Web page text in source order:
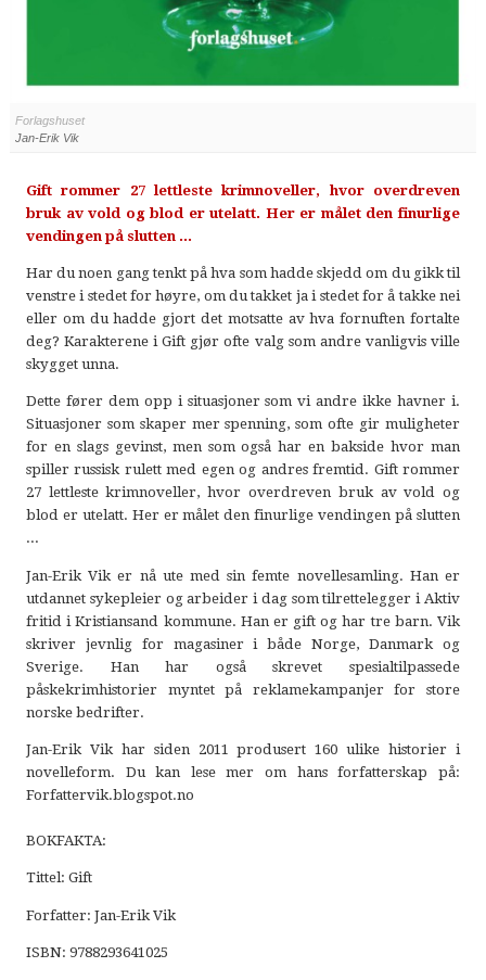
Forlagshuset
Jan-Erik Vik
Gift rommer 27 lettleste krimnoveller, hvor overdreven
bruk av vold og blod er utelatt. Her er målet den finurlige
vendingen på slutten ...
Har du noen gang tenkt på hva som hadde skjedd om du gikk til
venstre i stedet for høyre, om du takket ja i stedet for å takke nei
eller om du hadde gjort det motsatte av hva fornuften fortalte
deg? Karakterene i Gift gjør ofte valg som andre vanligvis ville
skygget unna.
Dette fører dem opp i situasjoner som vi andre ikke havner i.
Situasjoner som skaper mer spenning, som ofte gir muligheter
for en slags gevinst, men som også har en bakside hvor man
spiller russisk rulett med egen og andres fremtid. Gift rommer
27 lettleste krimnoveller, hvor overdreven bruk av vold og
blod er utelatt. Her er målet den finurlige vendingen på slutten
...
Jan-Erik Vik er nå ute med sin femte novellesamling. Han er
utdannet sykepleier og arbeider i dag som tilrettelegger i Aktiv
fritid i Kristiansand kommune. Han er gift og har tre barn. Vik
skriver jevnlig for magasiner i både Norge, Danmark og
Sverige. Han har også skrevet spesialtilpassede
påskekrimhistorier myntet på reklamekampanjer for store
norske bedrifter.
Jan-Erik Vik har siden 2011 produsert 160 ulike historier i
novelleform. Du kan lese mer om hans forfatterskap på:
Forfattervik.blogspot.no
BOKFAKTA:
Tittel: Gift
Forfatter: Jan-Erik Vik
ISBN: 9788293641025